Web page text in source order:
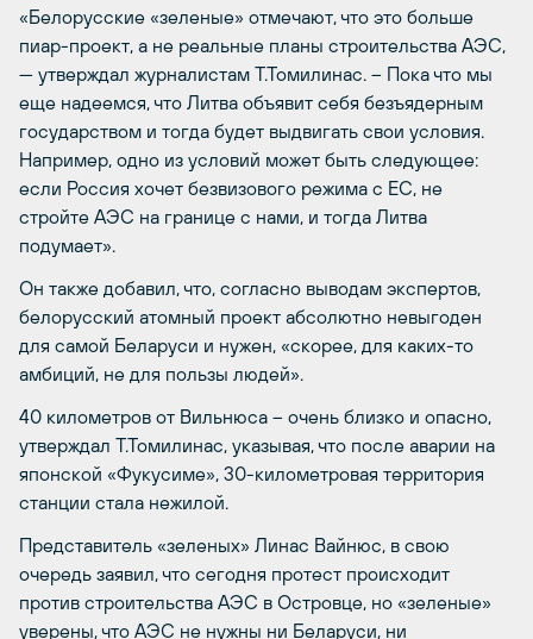
«Белорусские «зеленые» отмечают, что это больше
пиар-проект, а не реальные планы строительства АЭС,
— утверждал журналистам Т.Томилинас. – Пока что мы
еще надеемся, что Литва объявит себя безъядерным
государством и тогда будет выдвигать свои условия.
Например, одно из условий может быть следующее:
если Россия хочет безвизового режима с ЕС, не
стройте АЭС на границе с нами, и тогда Литва
подумает».
Он также добавил, что, согласно выводам экспертов,
белорусский атомный проект абсолютно невыгоден
для самой Беларуси и нужен, «скорее, для каких-то
амбиций, не для пользы людей».
40 километров от Вильнюса – очень близко и опасно,
утверждал Т.Томилинас, указывая, что после аварии на
японской «Фукусиме», 30-километровая территория
станции стала нежилой.
Представитель «зеленых» Линас Вайнюс, в свою
очередь заявил, что сегодня протест происходит
против строительства АЭС в Островце, но «зеленые»
уверены, что АЭС не нужны ни Беларуси, ни